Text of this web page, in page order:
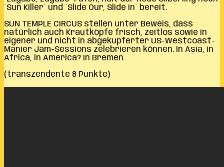
´Sun Killer´ und ´Slide Our, Slide In´ bereit.
SUN TEMPLE CIRCUS stellen unter Beweis, dass
natürlich auch Krautköpfe frisch, zeitlos sowie in
eigener und nicht in abgekupferter US-Westcoast-
Manier Jam-Sessions zelebrieren können. In Asia, in
Africa, in America? In Bremen.
(transzendente 8 Punkte)